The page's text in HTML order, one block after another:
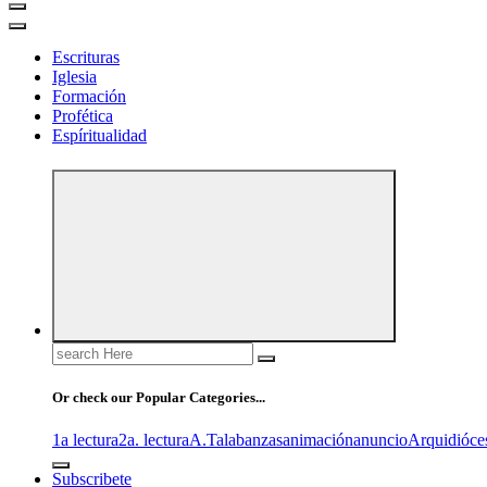
Escrituras
Iglesia
Formación
Profética
Espíritualidad
Search
for:
Or check our Popular Categories...
1a lectura2a. lecturaA.Talabanzasanimaciónanuncio
Subscribete